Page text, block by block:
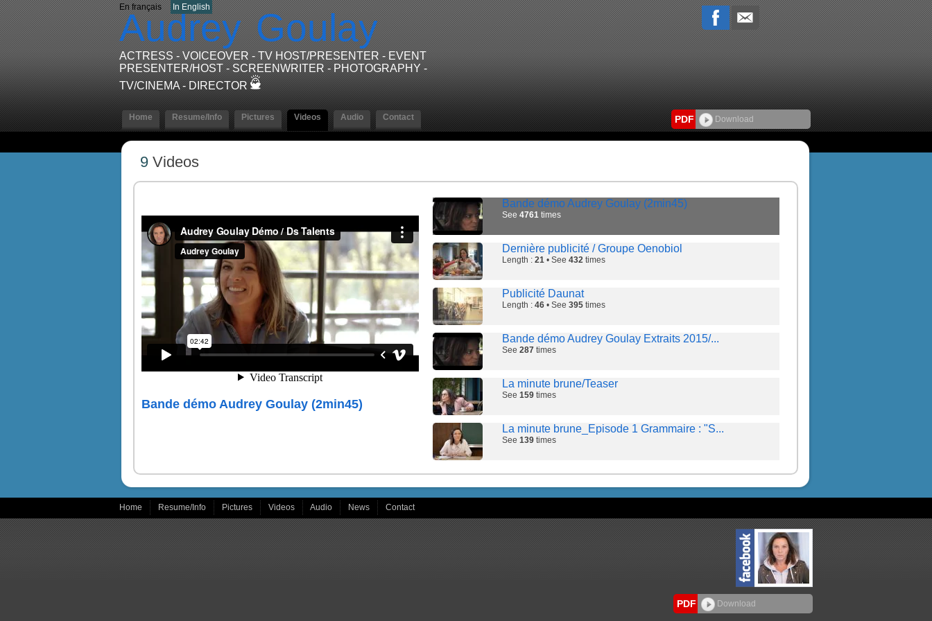
En français In English
Audrey Goulay
ACTRESS - VOICEOVER - TV HOST/PRESENTER - EVENT
PRESENTER/HOST - SCREENWRITER - PHOTOGRAPHY -
TV/CINEMA - DIRECTOR
Home Resume/Info Pictures Videos Audio Contact PDF Download
9 Videos
Bande démo Audrey Goulay (2min45)
Bande démo Audrey Goulay (2min45)
See 4761 times
Dernière publicité / Groupe Oenobiol
Length : 21 • See 432 times
Publicité Daunat
Length : 46 • See 395 times
Bande démo Audrey Goulay Extraits 2015/...
See 287 times
La minute brune/Teaser
See 159 times
La minute brune_Episode 1 Grammaire : "S...
See 139 times
La minute brune / Episode 2 Expressions ...
See129 times
La minute brune épisode 3 : Géographie /...
See111 times
Home Resume/Info Pictures Videos Audio News Contact
PDF Download